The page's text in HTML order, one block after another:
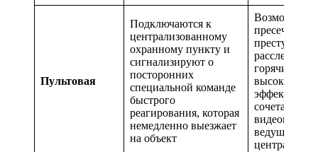
Пультовая
Подключаются к
централизованному
охранному пункту и
сигнализируют о
посторонних
специальной команде
быстрого
реагирования, которая
немедленно выезжает
на объект
пресечения
горячим
высокая
сочетании с
ведущимся с